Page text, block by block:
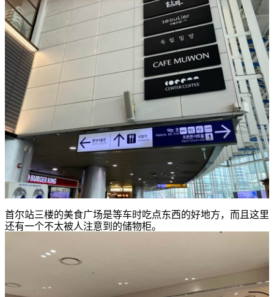
首尔站三楼的美食广场是等车时吃点东西的好地方，而且这里
还有一个不太被人注意到的储物柜。